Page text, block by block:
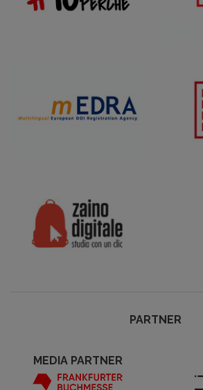
PARTNER
MEDIA PARTNER